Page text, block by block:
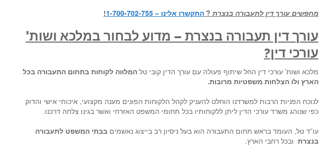
מחפשים עורך דין לתעבורה בנצרת ?התקשרו אלינו – 1-700-702-755 !
עורך דין תעבורה בנצרת – מדוע לבחור במלכא ושות’
עורכי דין?
מלכא ושות’ עורכי דין החל שיתוף פעולה עם עורך הדין קובי טלהמלווה לקוחות בתחום התעבורה בכל
הארץ ולו הצלחות משפטיות מרובות.
לנוכח הפניות הרבות למשרדנו הוחלט להעניק לקהל הלקוחות הפונים מענה מקצועי, איכותי אישי והדוק
כפי שנוהג משרד עורכי הדין ליתן ללקוחותיו בכל תחומי המשפט האזרחי ואשר בגינו צלחה דרכנו.
עו”ד טל, העומד בראש תחום התעבורה הוא בעל ניסיון רב בייצוג נאשמיםבבתי המשפט לתעבורה
בנצרת ובכל רחבי הארץ.